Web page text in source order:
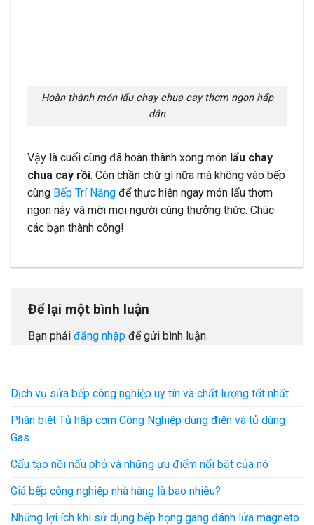
Hoàn thành món lẩu chay chua cay thơm ngon hấp
dẫn
Vậy là cuối cùng đã hoàn thành xong món lẩu chay
chua cay rồi. Còn chần chừ gì nữa mà không vào bếp
cùng Bếp Trí Năng để thực hiện ngay món lẩu thơm
ngon này và mời mọi người cùng thưởng thức. Chúc
các bạn thành công!
Để lại một bình luận
Bạn phải đăng nhập để gửi bình luận.
Dịch vụ sửa bếp công nghiệp uy tín và chất lượng tốt nhất
Phân biệt Tủ hấp cơm Công Nghiệp dùng điện và tủ dùng
Gas
Cấu tạo nồi nấu phở và những ưu điểm nổi bật của nó
Giá bếp công nghiệp nhà hàng là bao nhiêu?
Những lợi ích khi sử dụng bếp họng gang đánh lửa magneto